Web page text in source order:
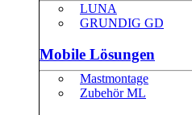
LUNA
GRUNDIG GD
Mobile Lösungen
Mastmontage
Zubehör ML